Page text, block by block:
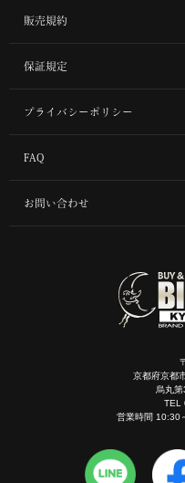
販売規約
保証規定
プライバシーポリシー
FAQ
お問い合わせ
京都府京都
烏丸
TEL
営業時間